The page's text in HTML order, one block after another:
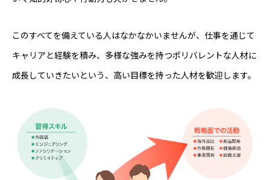
このすべてを備えている人はなかなかいませんが、仕事を通じて
キャリアと経験を積み、多様な強みを持つポリバレントな人材に
成長していきたいという、高い目標を持った人材を歓迎します。